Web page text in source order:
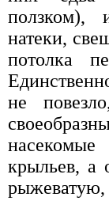
ползком),
натеки,
потолка
не
крыльев, а
рыжеватую,